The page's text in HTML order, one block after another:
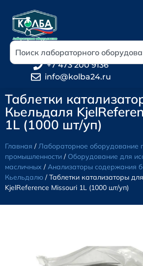
+7 473 200 9136
info@kolba24.ru
Таблетки
Кьельдаля
1L (1000 шт/уп)
Главная /Лабораторное оборудование
промышленности / Оборудование для
масличных /Анализаторы содержания
Кьельдалю / Таблетки катализаторы
KjelReference Missouri 1L (1000 шт/уп)